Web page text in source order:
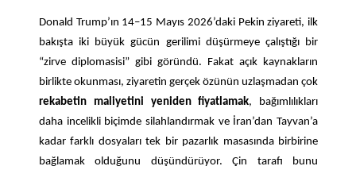
Donald Trump’ın 14–15 Mayıs 2026’daki Pekin ziyareti, ilk
bakışta iki büyük gücün gerilimi düşürmeye çalıştığı bir
“zirve diplomasisi” gibi göründü. Fakat açık kaynakların
birlikte okunması, ziyaretin gerçek özünün uzlaşmadan çok
rekabetin maliyetini yeniden fiyatlamak, bağımlılıkları
daha incelikli biçimde silahlandırmak ve İran’dan Tayvan’a
kadar farklı dosyaları tek bir pazarlık masasında birbirine
bağlamak olduğunu düşündürüyor. Çin tarafı bunu